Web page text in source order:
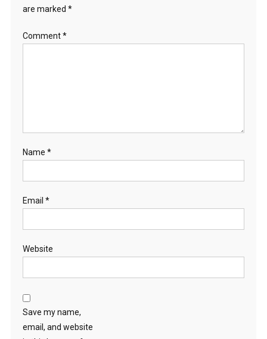
are marked *
Comment*
Name *
Email *
Website
Save my name,
email, and website